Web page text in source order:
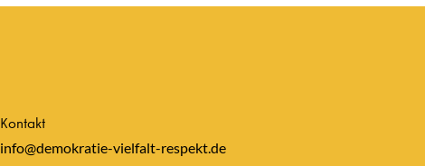
Kontakt
info@demokratie-vielfalt-respekt.de